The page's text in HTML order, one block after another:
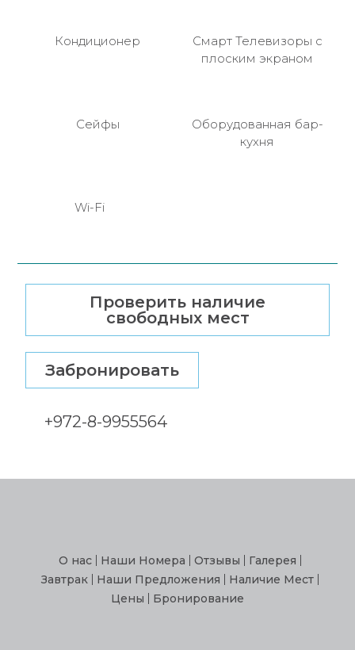
Кондиционер
Смарт Телевизоры с
плоским экраном
Сейфы
Оборудованная бар-
кухня
Wi-Fi
Проверить наличие
свободных мест
Забронировать
+972-8-9955564
О нас Наши Номера Отзывы
Галерея
Завтрак
Наши Предложения
Наличие Мест
Цены
Бронирование